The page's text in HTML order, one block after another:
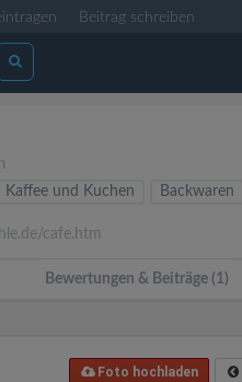
Beitrag schreiben
Kaffee und Kuchen Backwaren
cafe.htm
Bewertungen & Beiträge (1)
Foto hochladen